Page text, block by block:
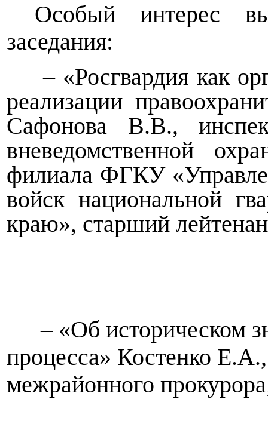
Особый интерес
заседания:
– «Росгвардия как
реализации
Сафонова В.В.,
вневедомственной
филиала ФГКУ
войск национальной
краю», старший
– «Об историческом
процесса» Костенко
межрайонного